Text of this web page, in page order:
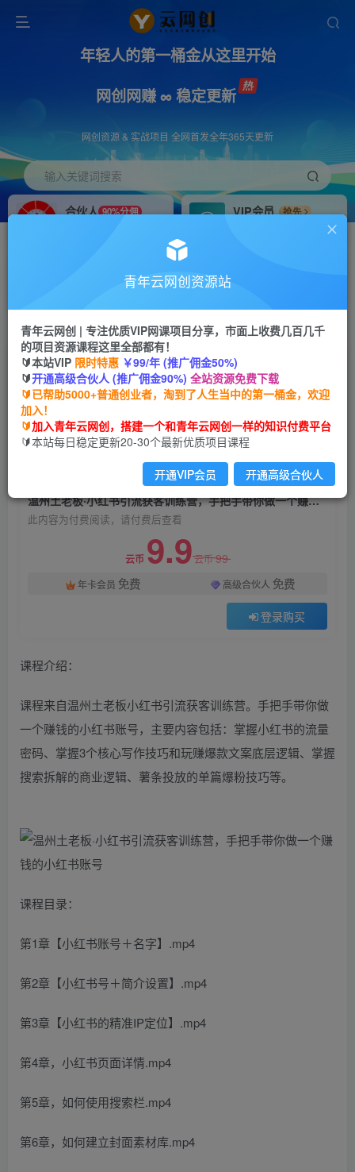
年轻人的第一桶金从这里开始
网创网赚 ∞ 稳定更新
网创资源 & 实战项目 全网首发全年365天更新
输入关键词搜索
合伙人 90%分佣
VIP会员
抢先
搭建同款网站，自己当老板
首页 创业课程 会员免费 正文
温州土老板·小红书引流获客训练营，手把手带你
做一个赚钱的小红书账号
青年云网创
2年前发布
关注 私信
温州土老板·小红书引流获客训练营，手把手带你做一个赚钱的小红书账号
此内容为付费阅读，请付费后查看
云币 9.9云币99
年卡会员 免费 高级合伙人 免费
登录购买
课程介绍：
课程来自温州土老板小红书引流获客训练营。手把手带你做
一个赚钱的小红书账号，主要内容包括：掌握小红书的流量
密码、掌握3个核心写作技巧和玩赚爆款文案底层逻辑、掌握
搜索拆解的商业逻辑、薯条投放的单篇爆粉技巧等。
课程目录：
第1章【小红书账号＋名字】.mp4
第2章【小红书号＋简介设置】.mp4
第3章【小红书的精准IP定位】.mp4
第4章，小红书页面详情.mp4
第5章，如何使用搜索栏.mp4
第6章，如何建立封面素材库.mp4
青年云网创资源站
青年云网创 | 专注优质VIP网课项目分享，市面上收费几百几千
的项目资源课程这里全部都有！
🔰本站VIP 限时特惠 ￥99/年 (推广佣金50%)
🔰开通高级合伙人 (推广佣金90%) 全站资源免费下载
🔰已帮助5000+普通创业者，淘到了人生当中的第一桶金，欢迎
加入！
🔰加入青年云网创，搭建一个和青年云网创一样的知识付费平台
🔰本站每日稳定更新20-30个最新优质项目课程
开通VIP会员 开通高级合伙人